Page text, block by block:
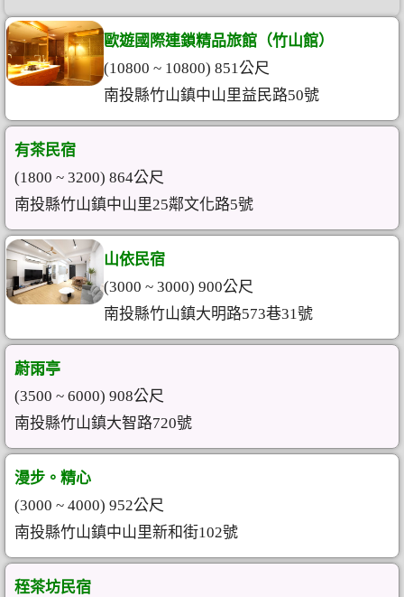
歐遊國際連鎖精品旅館（竹山館）
(10800 ~ 10800) 851公尺
南投縣竹山鎮中山里益民路50號
有茶民宿
(1800 ~ 3200) 864公尺
南投縣竹山鎮中山里25鄰文化路5號
山依民宿
(3000 ~ 3000) 900公尺
南投縣竹山鎮大明路573巷31號
蔚雨亭
(3500 ~ 6000) 908公尺
南投縣竹山鎮大智路720號
漫步。精心
(3000 ~ 4000) 952公尺
南投縣竹山鎮中山里新和街102號
秷茶坊民宿